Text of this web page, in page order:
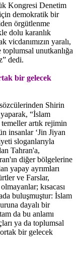
Kongresi Denetim
demokratik bir
örgütlenme
dolu karanlık
vicdanımızın yaralı,
toplumsal unutkanlığa
dedi.
bir gelecek
Shirin
“İslam
artık rejimin
insanlar ‘Jin Jiyan
sloganlarıyla
Tahran'a,
diğer bölgelerine
yapay ayrımları
ve Farslar,
kısacası
buluşmuştur: İslam
dayalı bir
da bu anlamı
ya da toplumsal
bir gelecek